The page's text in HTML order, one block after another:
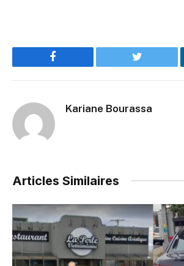
Facebook Twitter
Kariane Bourassa
Articles Similaires